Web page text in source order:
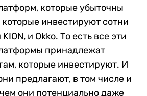
которые убыточны
инвестируют сотни
и Okko. То есть все эти
принадлежат
которые инвестируют. И
предлагают, в том числе и
они потенциально даже